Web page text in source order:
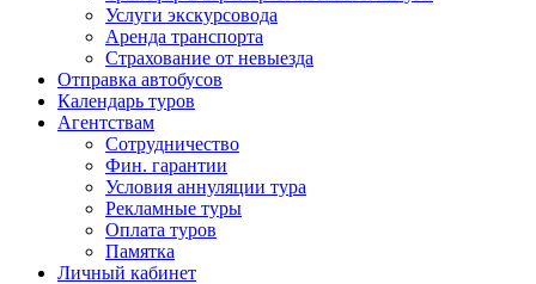
Услуги экскурсовода
Аренда транспорта
Страхование от невыезда
Отправка автобусов
Календарь туров
Агентствам
Сотрудничество
Фин. гарантии
Условия аннуляции тура
Рекламные туры
Оплата туров
Памятка
Личный кабинет